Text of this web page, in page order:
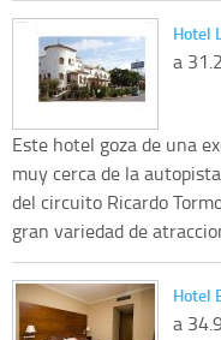
Hotel
a
Este hotel goza de una
muy cerca de la
del circuito Ricardo
gran variedad de
Hotel
a